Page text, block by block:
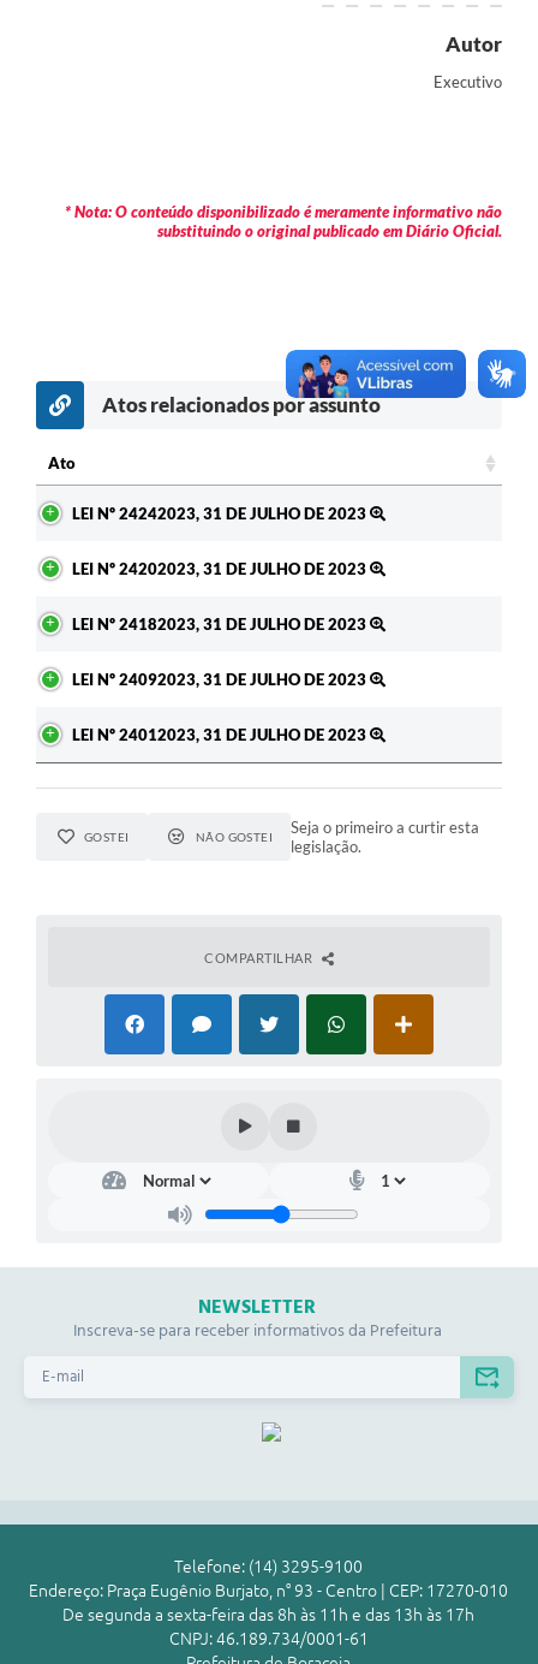
Prefeito por um dia
Atendimento Médico
Autor
Executivo
* Nota: O conteúdo disponibilizado é meramente informativo não
substituindo o original publicado em Diário Oficial.
Atos relacionados por assunto
Ato
LEI Nº 24242023, 31 DE JULHO DE 2023
LEI Nº 24202023, 31 DE JULHO DE 2023
LEI Nº 24182023, 31 DE JULHO DE 2023
LEI Nº 24092023, 31 DE JULHO DE 2023
LEI Nº 24012023, 31 DE JULHO DE 2023
GOSTEI NÃO GOSTEI
Seja o primeiro a curtir esta
legislação.
COMPARTILHAR
NEWSLETTER
Inscreva-se para receber informativos da Prefeitura
Telefone: (14) 3295-9100
Endereço: Praça Eugênio Burjato, n° 93 - Centro | CEP: 17270-010
De segunda a sexta-feira das 8h às 11h e das 13h às 17h
CNPJ: 46.189.734/0001-61